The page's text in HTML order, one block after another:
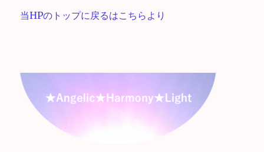
当HPのトップに戻るはこちらより